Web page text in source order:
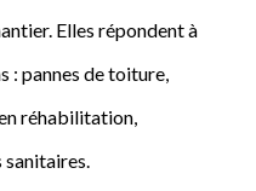
Elles répondent à
: pannes de toiture,
réhabilitation,
sanitaires.